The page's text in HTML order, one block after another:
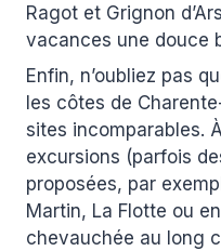
Ragot et Grignon
vacances une douce
Enfin, n’oubliez pas
les côtes de
sites incomparables.
excursions (parfois
proposées, par
Martin, La Flotte ou
chevauchée au long